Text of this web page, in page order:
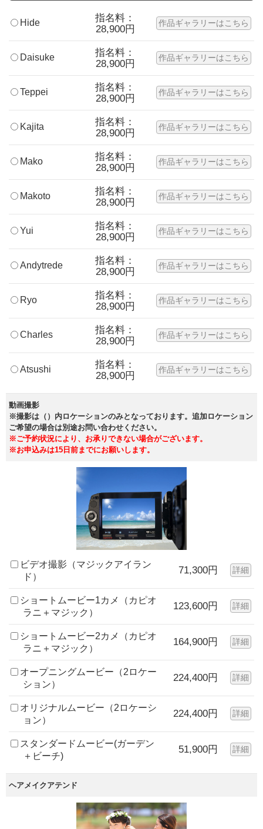
Hide
指名料：
28,900円
作品ギャラリーはこちら
Daisuke
指名料：
28,900円
作品ギャラリーはこちら
Teppei
指名料：
28,900円
作品ギャラリーはこちら
Kajita
指名料：
28,900円
作品ギャラリーはこちら
Mako
指名料：
28,900円
作品ギャラリーはこちら
Makoto
指名料：
28,900円
作品ギャラリーはこちら
Yui
指名料：
28,900円
作品ギャラリーはこちら
Andytrede
指名料：
28,900円
作品ギャラリーはこちら
Ryo
指名料：
28,900円
作品ギャラリーはこちら
Charles
指名料：
28,900円
作品ギャラリーはこちら
Atsushi
指名料：
28,900円
作品ギャラリーはこちら
動画撮影
※撮影は（）内ロケーションのみとなっております。追加ロケーション
ご希望の場合は別途お問い合わせください。
※ご予約状況により、お承りできない場合がございます。
※お申込みは15日前までにお願いします。
ビデオ撮影（マジックアイラン
ド）
71,300円 詳細
ショートムービー1カメ（カピオ
ラニ＋マジック）
123,600円 詳細
ショートムービー2カメ（カピオ
ラニ＋マジック）
164,900円 詳細
オープニングムービー（2ロケー
ション）
224,400円 詳細
オリジナルムービー（2ロケーシ
ョン）
224,400円 詳細
スタンダードムービー(ガーデン
＋ビーチ)
51,900円 詳細
ヘアメイクアテンド